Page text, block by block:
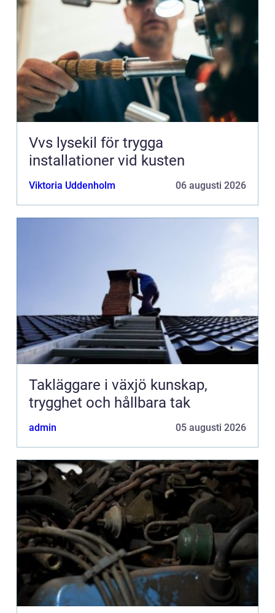
Vvs lysekil för trygga
installationer vid kusten
Viktoria Uddenholm 06 augusti 2026
Takläggare i växjö kunskap,
trygghet och hållbara tak
admin 05 augusti 2026